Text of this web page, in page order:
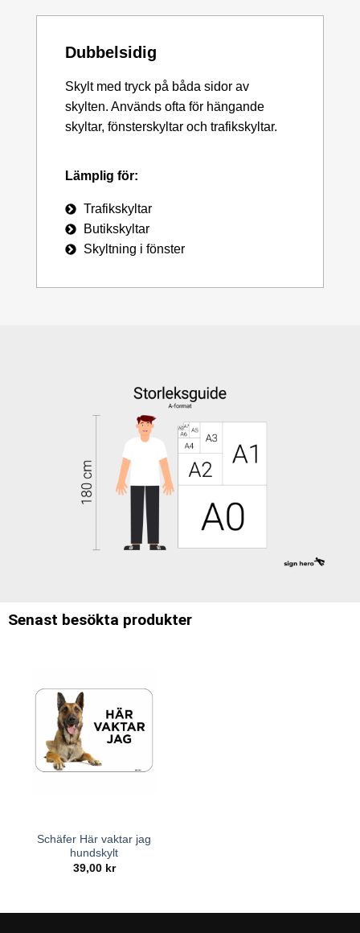
Dubbelsidig
Skylt med tryck på båda sidor av
skylten. Används ofta för hängande
skyltar, fönsterskyltar och trafikskyltar.
Lämplig för:
Trafikskyltar
Butikskyltar
Skyltning i fönster
Senast besökta produkter
Schäfer Här vaktar jag
hundskylt
39,00 kr